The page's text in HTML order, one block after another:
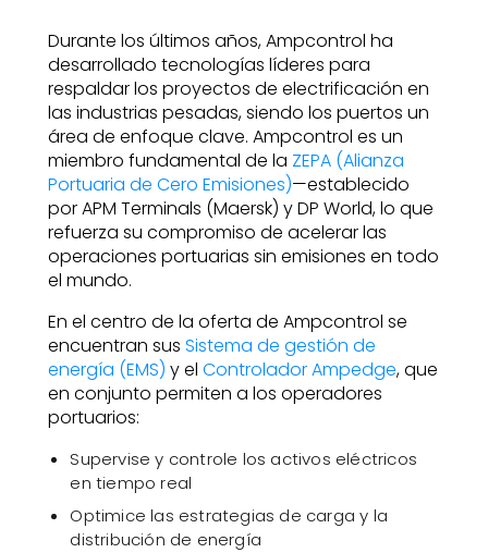
Durante los últimos años, Ampcontrol ha
desarrollado tecnologías líderes para
respaldar los proyectos de electrificación en
las industrias pesadas, siendo los puertos un
área de enfoque clave. Ampcontrol es un
miembro fundamental de la ZEPA (Alianza
Portuaria de Cero Emisiones)—establecido
por APM Terminals (Maersk) y DP World, lo que
refuerza su compromiso de acelerar las
operaciones portuarias sin emisiones en todo
el mundo.
En el centro de la oferta de Ampcontrol se
encuentran susSistema de gestión de
energía (EMS) y elControlador Ampedge, que
en conjunto permiten a los operadores
portuarios:
Supervise y controle los activos eléctricos
en tiempo real
Optimice las estrategias de carga y la
distribución de energía